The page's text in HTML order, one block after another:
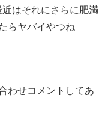
はそれにさらに肥満
らヤバイやつね
わせコメントしてあ